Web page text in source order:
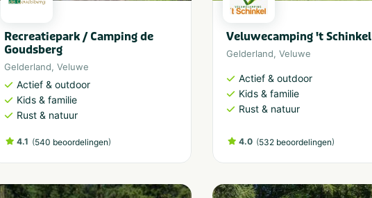
Recreatiepark / Camping de
Goudsberg
Gelderland, Veluwe
Actief & outdoor
Kids & familie
Rust & natuur
4.1 (540 beoordelingen)
Veluwecamping 't Schinkel
Gelderland, Veluwe
Actief & outdoor
Kids & familie
Rust & natuur
4.0 (532 beoordelingen)